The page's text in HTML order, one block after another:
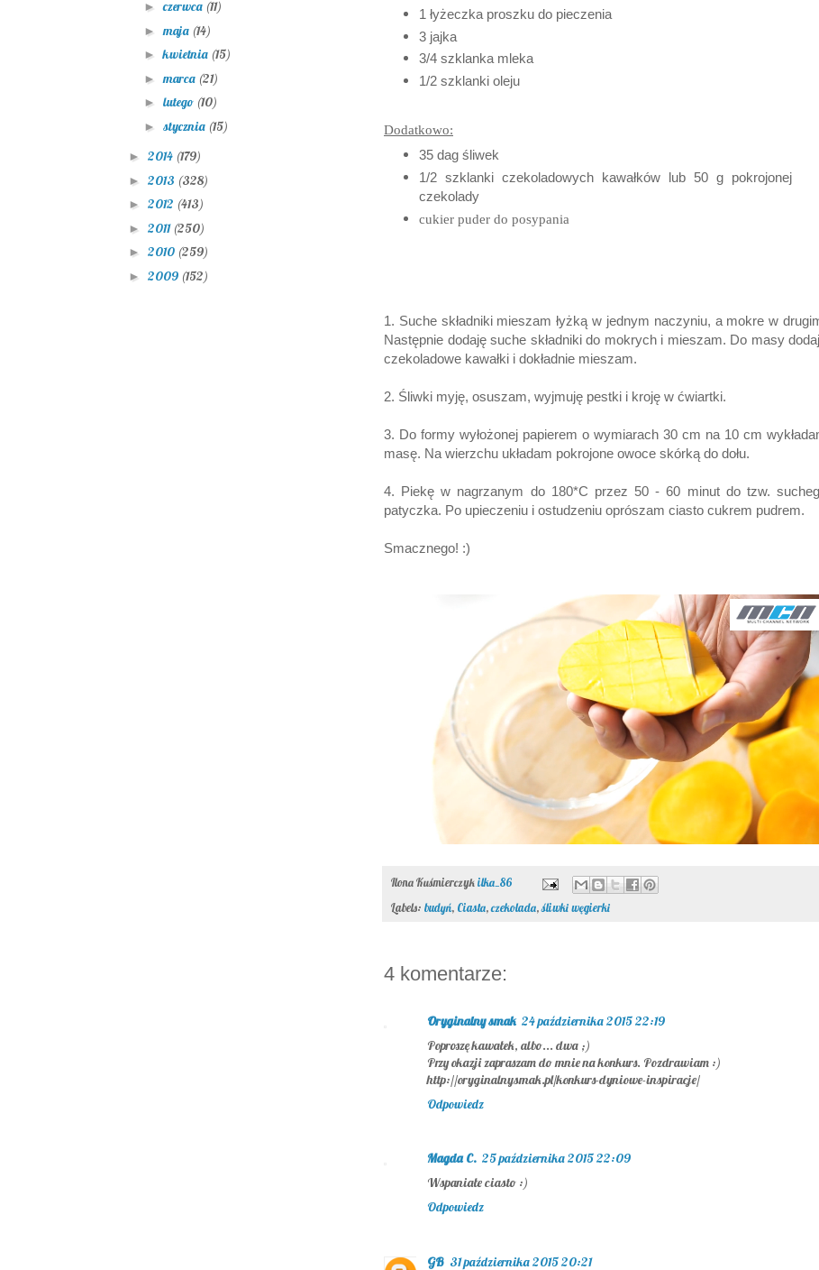
1 łyżeczka proszku do pieczenia
3 jajka
3/4 szklanka mleka
1/2 szklanki oleju
Dodatkowo:
35 dag śliwek
1/2 szklanki czekoladowych kawałków lub 50 g pokrojonej
czekolady
cukier puder do posypania
1. Suche składniki mieszam łyżką w jednym naczyniu, a mokre w
Następnie dodaję suche składniki do mokrych i mieszam. Do masy
czekoladowe kawałki i dokładnie mieszam.
2. Śliwki myję, osuszam, wyjmuję pestki i kroję w ćwiartki.
3. Do formy wyłożonej papierem o wymiarach 30 cm na 10 cm
masę. Na wierzchu układam pokrojone owoce skórką do dołu.
4. Piekę w nagrzanym do 180*C przez 50 - 60 minut do tzw.
patyczka. Po upieczeniu i ostudzeniu oprószam ciasto cukrem pudrem.
Smacznego! :)
Ilona Kuśmierczykilka_86
Labels: budyń, Ciasta,czekolada,śliwki węgierki
4 komentarze:
Oryginalny smak 24 października 2015 22:19
Poproszę kawałek, albo... dwa ;)
Przy okazji zapraszam do mnie na konkurs. Pozdrawiam :)
http://oryginalnysmak.pl/konkurs-dyniowe-inspiracje/
Odpowiedz
Magda C. 25 października 2015 22:09
Wspaniałe ciasto :)
Odpowiedz
GB 31 października 2015 20:21
►czerwca (11)
► maja (14)
►kwietnia (15)
► marca (21)
► lutego (10)
► stycznia (15)
► 2014 (179)
► 2013 (328)
► 2012 (413)
► 2011 (250)
► 2010 (259)
► 2009 (152)